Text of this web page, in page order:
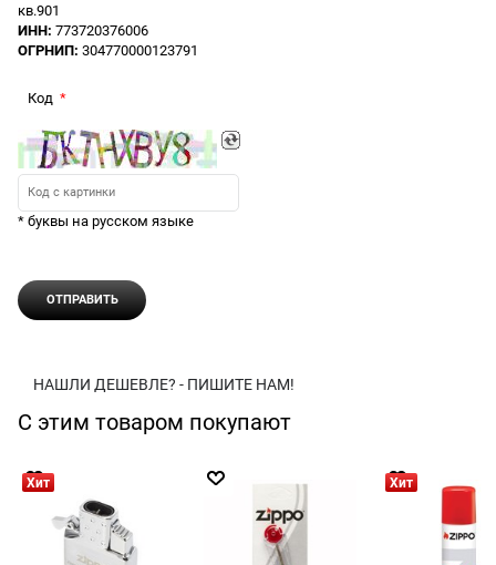
кв.901
ИНН: 773720376006
ОГРНИП: 304770000123791
Код
* буквы на русском языке
НАШЛИ ДЕШЕВЛЕ? - ПИШИТЕ НАМ!
С этим товаром покупают
Хит Хит